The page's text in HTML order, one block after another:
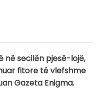
në secilën pjesë-lojë,
fitore të vlefshme
Gazeta Enigma.